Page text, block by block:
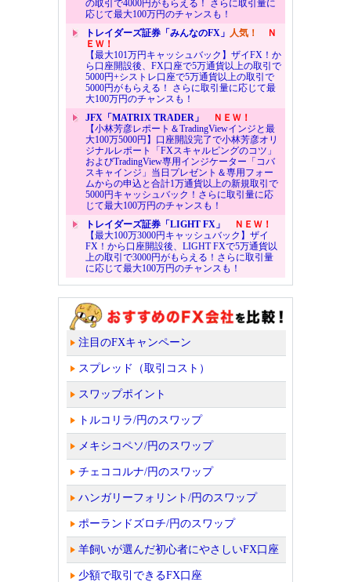
の取引で4000円がもらえる！ さらに取引量に
応じて最大100万円のチャンスも！
トレイダーズ証券「みんなのFX」 人気！
Ｎ
ＥＷ！
【最大101万円キャッシュバック】ザイFX！か
ら口座開設後、FX口座で5万通貨以上の取引で
5000円+シストレ口座で5万通貨以上の取引で
5000円がもらえる！ さらに取引量に応じて最
大100万円のチャンスも！
JFX「MATRIX TRADER」
ＮＥＷ！
【小林芳彦レポート＆TradingViewインジと最
大100万5000円】口座開設完了で小林芳彦オリ
ジナルレポート「FXスキャルピングのコツ」
およびTradingView専用インジケーター「コバ
スキャインジ」当日プレゼント＆専用フォー
ムからの申込と合計1万通貨以上の新規取引で
5000円キャッシュバック！さらに取引量に応
じて最大100万円のチャンスも！
トレイダーズ証券「LIGHT FX」
ＮＥＷ！
【最大100万3000円キャッシュバック】ザイ
FX！から口座開設後、LIGHT FXで5万通貨以
上の取引で3000円がもらえる！さらに取引量
に応じて最大100万円のチャンスも！
注目のFXキャンペーン
スプレッド（取引コスト）
スワップポイント
トルコリラ/円のスワップ
メキシコペソ/円のスワップ
チェココルナ/円のスワップ
ハンガリーフォリント/円のスワップ
ポーランドズロチ/円のスワップ
羊飼いが選んだ初心者にやさしいFX口座
少額で取引できるFX口座